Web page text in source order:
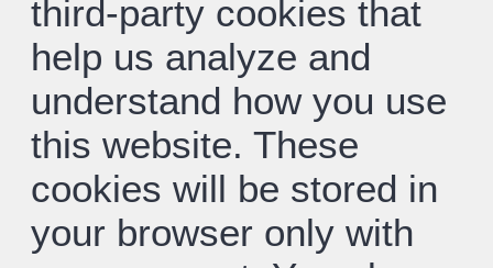
third-party cookies that
help us analyze and
understand how you use
this website. These
cookies will be stored in
your browser only with